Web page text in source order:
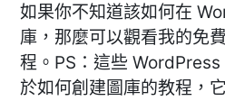
如果你不知道該如何在
庫，那麼可以觀看我的免
程。PS：這些
於如何創建圖庫的教程，